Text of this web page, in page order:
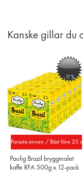
Kanske gillar du
-11%
Parasta ennen / Bäst före 25
Paulig Brazil bryggmalet
kaffe RFA 500g x 12-pack